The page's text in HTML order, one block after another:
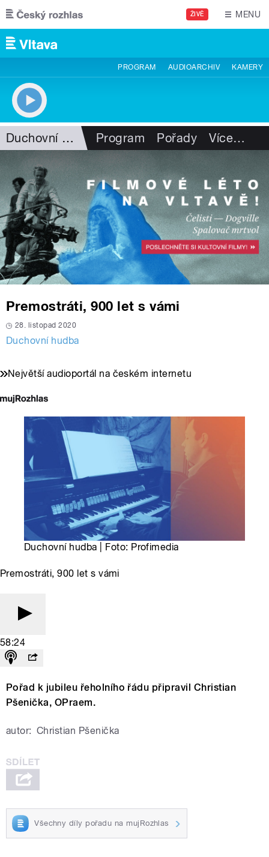
Přejít k hlavnímu obsahu
ŽIVĚ MENU
PROGRAM AUDIOARCHIV KAMERY
Duchovní hudba Program Pořady Více…
Premostráti, 900 let s vámi
28. listopad 2020
Duchovní hudba
Největší audioportál na českém internetu
Duchovní hudba | Foto: Profimedia
Premostráti, 900 let s vámi
58:24
Pořad k jubileu řeholního řádu připravil Christian
Pšenička, OPraem.
autor: Christian Pšenička
Všechny díly pořadu na mujRozhlas